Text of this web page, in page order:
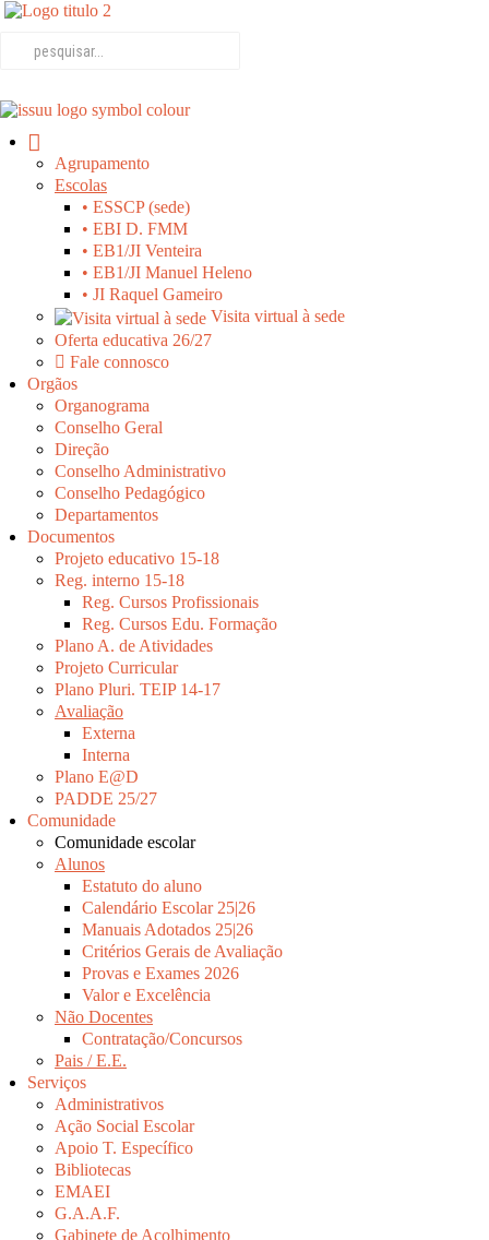
Agrupamento
Escolas
• ESSCP (sede)
• EBI D. FMM
• EB1/JI Venteira
• EB1/JI Manuel Heleno
• JI Raquel Gameiro
Visita virtual à sede
Oferta educativa 26/27
Fale connosco
Orgãos
Organograma
Conselho Geral
Direção
Conselho Administrativo
Conselho Pedagógico
Departamentos
Documentos
Projeto educativo 15-18
Reg. interno 15-18
Reg. Cursos Profissionais
Reg. Cursos Edu. Formação
Plano A. de Atividades
Projeto Curricular
Plano Pluri. TEIP 14-17
Avaliação
Externa
Interna
Plano E@D
PADDE 25/27
Comunidade
Comunidade escolar
Alunos
Estatuto do aluno
Calendário Escolar 25|26
Manuais Adotados 25|26
Critérios Gerais de Avaliação
Provas e Exames 2026
Valor e Excelência
Não Docentes
Contratação/Concursos
Pais / E.E.
Serviços
Administrativos
Ação Social Escolar
Apoio T. Específico
Bibliotecas
EMAEI
G.A.A.F.
Gabinete de Acolhimento